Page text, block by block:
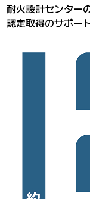
耐火設計センター
認定取得のサポー